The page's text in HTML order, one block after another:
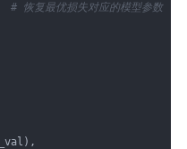
# 恢复最优损失对应的模型参数